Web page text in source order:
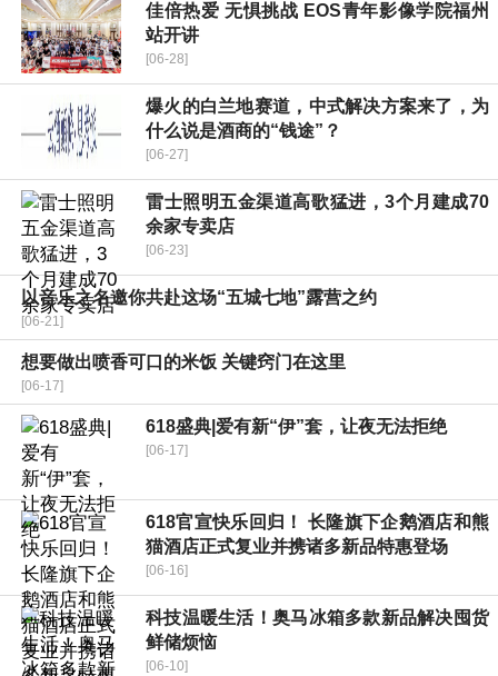
佳倍热爱 无惧挑战 EOS青年影像学院福州
站开讲
[06-28]
爆火的白兰地赛道，中式解决方案来了，为
什么说是酒商的“钱途”？
[06-27]
雷士照明五金渠道高歌猛进，3个月建成70
余家专卖店
[06-23]
以音乐之名邀你共赴这场“五城七地”露营之约
[06-21]
想要做出喷香可口的米饭 关键窍门在这里
[06-17]
618盛典|爱有新“伊”套，让夜无法拒绝
[06-17]
618官宣快乐回归！ 长隆旗下企鹅酒店和熊
猫酒店正式复业并携诸多新品特惠登场
[06-16]
科技温暖生活！奥马冰箱多款新品解决囤货
鲜储烦恼
[06-10]